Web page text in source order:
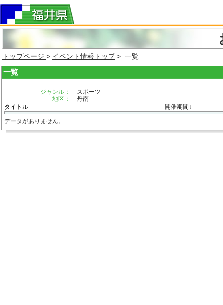
トップページ > イベント情報トップ> 一覧
一覧
ジャンル：
スポーツ
地区：
丹南
タイトル
開催期間↓
データがありません。